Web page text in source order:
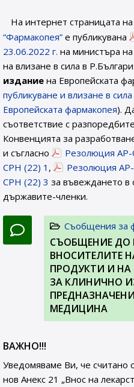
На интернет страницата
“Фармакопея” е публикувана
23.06.2022 г. на министъра
на влизане в сила в
издание на Европейската
публикуване и влизане в
Европейската фармакопея).
съответствие с
Конвенцията за
и съгласно
Резолюция AP-
CPH (22) 1 , Резолюция
CPH (22) 3 за въвеждането в
държавите-членки.
Съобщения за
СЪОБЩЕНИЕ ДО
ВНОСИТЕЛИТЕ
ПРОДУКТИ И НА
ЗА КЛИНИЧНО
МЕДИЦИНА
ВАЖНО!!!
Уведомяваме Ви, че считано
нов Анекс 21 „Внос на